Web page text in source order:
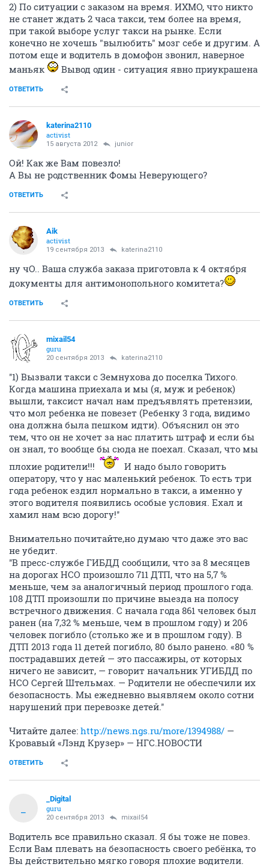
2) По ситуации с заказом на время. ИХМО, что никто
не станет ждать 2 часа такси, тем более на время,
при такой выборе услуг такси на рынке. Если
конечно не хочешь "вылюбить" мозг себе и другим. А
потом еще и водитель в домофон звонил, наверное
маньяк
Вывод один - ситуация явно приукрашена
ОТВЕТИТЬ
katerina2110
activist
15 августа 2012 junior
Ой! Как же Вам повезло!
А Вы не родственник Фомы Неверующего?
ОТВЕТИТЬ
Aik
activist
19 сентября 2013 katerina2110
ну чО.. Ваша служба заказа приготовла к 4 октября
документы для антимонопольного комитета?
ОТВЕТИТЬ
mixail54
guru
20 сентября 2013 katerina2110
''1) Вызвали такси с Земнухова до поселка Тихого.
Когда машина приехала и мы (я, муж и ребенок)
вышли, таксист начал нам предъявлять претензии,
что мол ребенка не повезет (Ребенку 3 года, видимо
она должна была пешком идти). Объяснил он это
тем, что он не хочет за нас платить штраф и если бы
он знал, то вообще бы сюда не поехал. Сказал, что мы
плохие родители!!!
И надо было говорить
оператору, что у нас маленький ребенок. То есть три
года ребенок ездил нормально в такси, а именно у
этого водителя появились особые условия. Ехал и
хамил нам всю дорогу!''
Внимательно почитайте,но думаю что даже это вас
не убедит.
''В пресс-службе ГИБДД сообщили, что за 8 месяцев
на дорогах НСО произошло 711 ДТП, что на 5,7 %
меньше, чем за аналогичный период прошлого года.
108 ДТП произошли по причине выезда на полосу
встречного движения. С начала года 861 человек был
ранен (на 7,32 % меньше, чем в прошлом году) и 206
человек погибло (столько же и в прошлом году). В
ДТП 2013 года 11 детей погибло, 80 было ранено. «80 %
пострадавших детей — это пассажиры, от которых
ничего не зависит, — говорит начальник УГИБДД по
НСО Сергей Штельмах. — Родители не обеспечили их
безопасность. Мы ежедневно выявляем около сотни
нарушений при перевозке детей.''
Читайте далее: http://news.ngs.ru/more/1394988/ —
Кровавый «Лэнд Крузер» — НГС.НОВОСТИ
ОТВЕТИТЬ
_Digital
guru
20 сентября 2013 mixail54
Водитель все правильно сказал. Я бы тоже не повез.
Если Вам плевать на безопасность своего ребёнка, то
Вы действительно мягко говоря плохие водители.